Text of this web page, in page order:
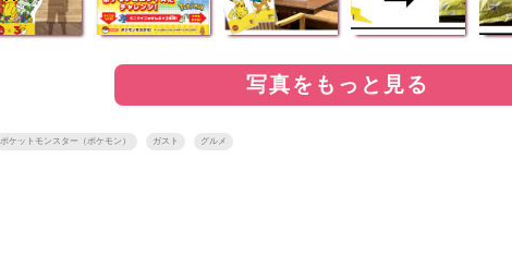
写真をもっと見る
ポケットモンスター（ポケモン） ガスト グルメ